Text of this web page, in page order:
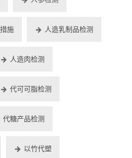
施 人造乳制品检测
人造肉检测
代可可脂检测
代糖产品检测
以竹代塑